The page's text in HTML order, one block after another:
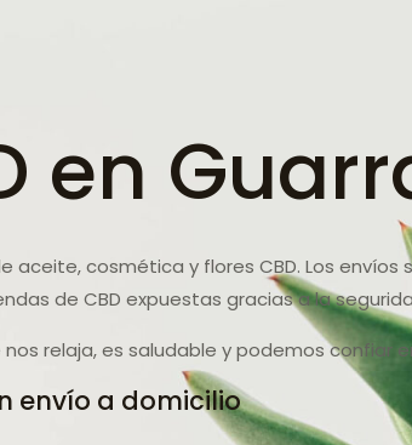
en
cosmética y flores CBD. Los envíos
de CBD expuestas gracias a la
relaja, es saludable y podemos confiar
envío a domicilio